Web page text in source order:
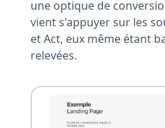
une optique de
vient s'appuyer sur les
et Act, eux même étant
relevées.